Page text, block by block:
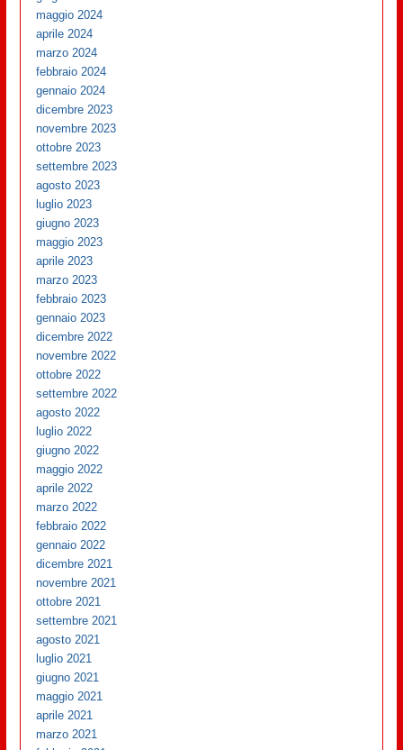
maggio 2024
aprile 2024
marzo 2024
febbraio 2024
gennaio 2024
dicembre 2023
novembre 2023
ottobre 2023
settembre 2023
agosto 2023
luglio 2023
giugno 2023
maggio 2023
aprile 2023
marzo 2023
febbraio 2023
gennaio 2023
dicembre 2022
novembre 2022
ottobre 2022
settembre 2022
agosto 2022
luglio 2022
giugno 2022
maggio 2022
aprile 2022
marzo 2022
febbraio 2022
gennaio 2022
dicembre 2021
novembre 2021
ottobre 2021
settembre 2021
agosto 2021
luglio 2021
giugno 2021
maggio 2021
aprile 2021
marzo 2021